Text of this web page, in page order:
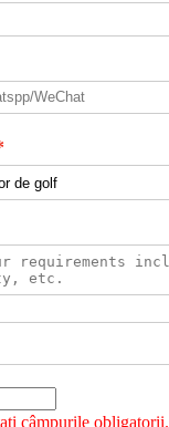
câmpurile obligatorii.